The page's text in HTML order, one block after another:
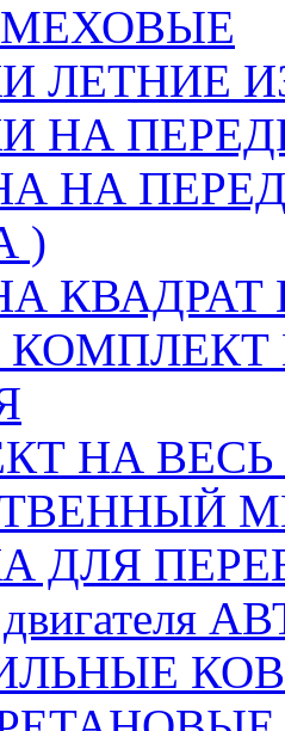
ЛЕТНИЕ
НА
НА
)
КВАДРАТ
НА
ДЛЯ
двигателя